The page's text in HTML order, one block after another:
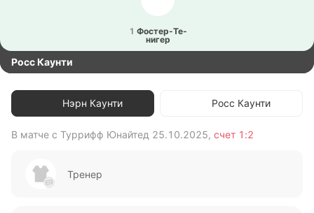
1 Фо­сте­р-Те­
ни­гер
Росс Каунти
Нэрн Каунти Росс Каунти
В матче с Туррифф Юнайтед 25.10.2025, счет 1:2
Тренер